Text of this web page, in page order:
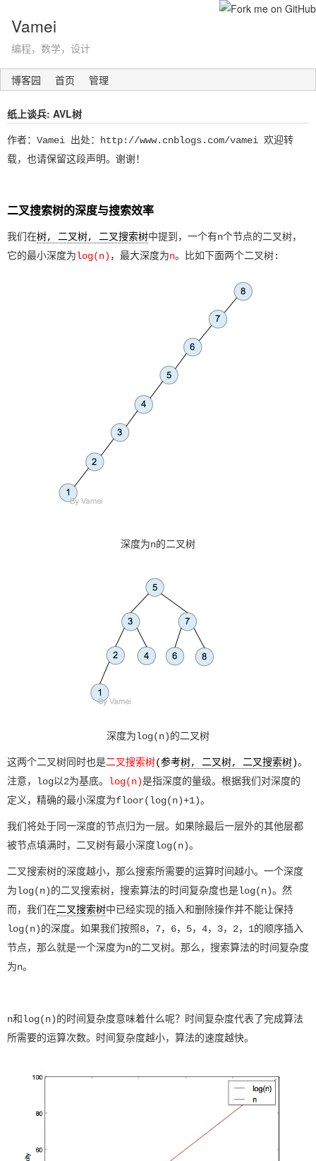
Vamei
编程，数学，设计
博客园 首页 管理
纸上谈兵: AVL树
作者：Vamei 出处：http://www.cnblogs.com/vamei 欢迎转
载，也请保留这段声明。谢谢！
二叉搜索树的深度与搜索效率
我们在树, 二叉树, 二叉搜索树中提到，一个有n个节点的二叉树，
它的最小深度为log(n) ，最大深度为n。比如下面两个二叉树:
深度为n的二叉树
深度为log(n)的二叉树
这两个二叉树同时也是二叉搜索树(参考树, 二叉树, 二叉搜索树)。
注意，log以2为基底。 log(n)是指深度的量级。根据我们对深度的
定义，精确的最小深度为floor(log(n)+1)。
我们将处于同一深度的节点归为一层。如果除最后一层外的其他层都
被节点填满时，二叉树有最小深度log(n)。
二叉搜索树的深度越小，那么搜索所需要的运算时间越小。一个深度
为log(n)的二叉搜索树，搜索算法的时间复杂度也是log(n)。然
而，我们在二叉搜索树中已经实现的插入和删除操作并不能让保持
log(n)的深度。如果我们按照8，7，6，5，4，3，2，1的顺序插入
节点，那么就是一个深度为n的二叉树。那么，搜索算法的时间复杂度
为n。
n和log(n)的时间复杂度意味着什么呢？时间复杂度代表了完成算法
所需要的运算次数。时间复杂度越小，算法的速度越快。